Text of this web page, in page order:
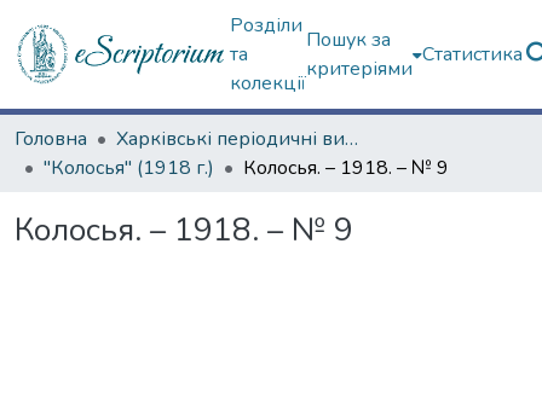
Розділи
та
колекції
Пошук за
критеріями
Статистика
Головна
Харківські періодичні видання
"Колосья" (1918 г.)
Колосья. – 1918. – № 9
Колосья. – 1918. – № 9